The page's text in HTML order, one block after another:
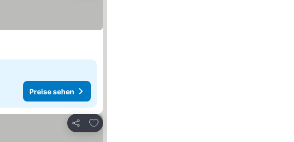
Preise sehen
Teilen
Zu Favoriten hinzufügen